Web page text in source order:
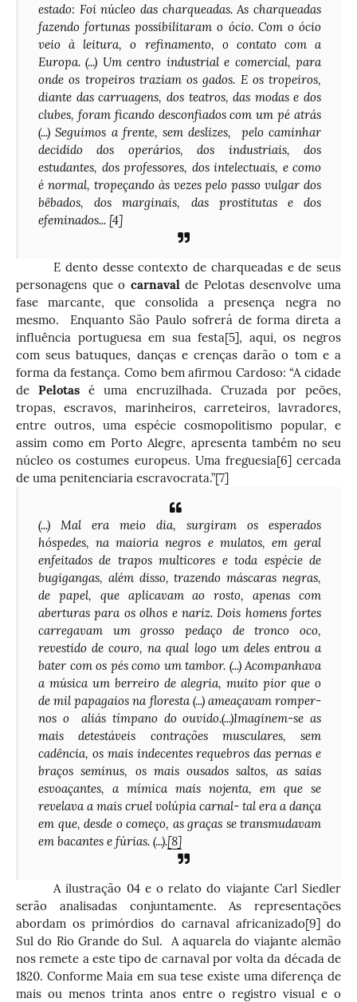
estado: Foi núcleo das charqueadas. As charqueadas
fazendo fortunas possibilitaram o ócio. Com o ócio
veio à leitura, o refinamento, o contato com a
Europa. (...) Um centro industrial e comercial, para
onde os tropeiros traziam os gados. E os tropeiros,
diante das carruagens, dos teatros, das modas e dos
clubes, foram ficando desconfiados com um pé atrás
(...) Seguimos a frente, sem deslizes, pelo caminhar
decidido dos operários, dos industriais, dos
estudantes, dos professores, dos intelectuais, e como
é normal, tropeçando às vezes pelo passo vulgar dos
bêbados, dos marginais, das prostitutas e dos
efeminados... [4]
E dento desse contexto de charqueadas e de seus
personagens que o carnavalde Pelotas desenvolve uma
fase marcante, que consolida a presença negra no
mesmo. Enquanto São Paulo sofrerá de forma direta a
influência portuguesa em sua festa[5], aqui, os negros
com seus batuques, danças e crenças darão o tom e a
forma da festança. Como bem afirmou Cardoso: “A cidade
de Pelotas é uma encruzilhada. Cruzada por peões,
tropas, escravos, marinheiros, carreteiros, lavradores,
entre outros, uma espécie cosmopolitismo popular, e
assim como em Porto Alegre, apresenta também no seu
núcleo os costumes europeus. Uma freguesia[6]cercada
de uma penitenciaria escravocrata.”[7]
(...) Mal era meio dia, surgiram os esperados
hóspedes, na maioria negros e mulatos, em geral
enfeitados de trapos multicores e toda espécie de
bugigangas, além disso, trazendo máscaras negras,
de papel, que aplicavam ao rosto, apenas com
aberturas para os olhos e nariz. Dois homens fortes
carregavam um grosso pedaço de tronco oco,
revestido de couro, na qual logo um deles entrou a
bater com os pés como um tambor. (...) Acompanhava
a música um berreiro de alegria, muito pior que o
de mil papagaios na floresta (...) ameaçavam romper-
nos o aliás tímpano do ouvido.(...)Imaginem-se as
mais detestáveis contrações musculares, sem
cadência, os mais indecentes requebros das pernas e
braços seminus, os mais ousados saltos, as saias
esvoaçantes, a mímica mais nojenta, em que se
revelava a mais cruel volúpia carnal- tal era a dança
em que, desde o começo, as graças se transmudavam
em bacantes e fúrias. (...).[8]
A ilustração 04 e o relato do viajante Carl Siedler
serão analisadas conjuntamente. As representações
abordam os primórdios do carnaval africanizado[9]do
Sul do Rio Grande do Sul. A aquarela do viajante alemão
nos remete a este tipo de carnaval por volta da década de
1820. Conforme Maia em sua tese existe uma diferença de
mais ou menos trinta anos entre o registro visual e o